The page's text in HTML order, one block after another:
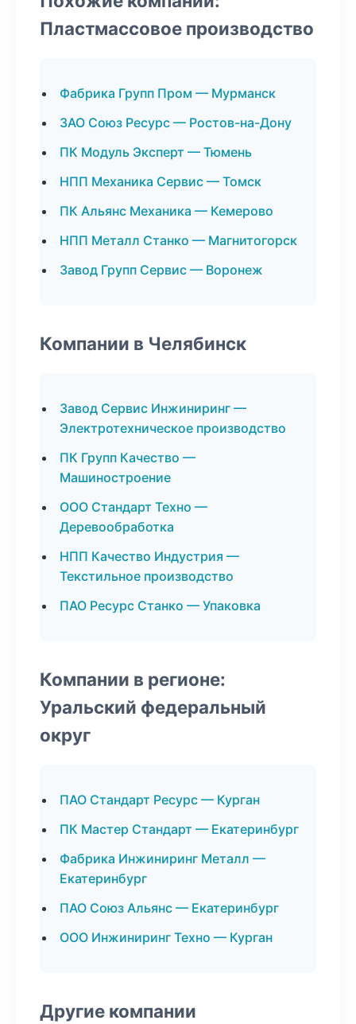
Пластмассовое производство
Фабрика Групп Пром — Мурманск
ЗАО Союз Ресурс — Ростов-на-Дону
ПК Модуль Эксперт — Тюмень
НПП Механика Сервис — Томск
ПК Альянс Механика — Кемерово
НПП Металл Станко — Магнитогорск
Завод Групп Сервис — Воронеж
Компании в Челябинск
Завод Сервис Инжиниринг —
Электротехническое производство
ПК Групп Качество —
Машиностроение
ООО Стандарт Техно —
Деревообработка
НПП Качество Индустрия —
Текстильное производство
ПАО Ресурс Станко — Упаковка
Компании в регионе:
Уральский федеральный
округ
ПАО Стандарт Ресурс — Курган
ПК Мастер Стандарт — Екатеринбург
Фабрика Инжиниринг Металл —
Екатеринбург
ПАО Союз Альянс — Екатеринбург
ООО Инжиниринг Техно — Курган
Другие компании